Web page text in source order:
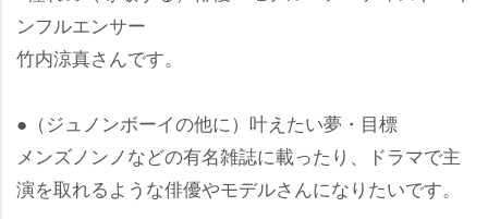
ンフルエンサー
竹内涼真さんです。
●（ジュノンボーイの他に）叶えたい夢・目標
メンズノンノなどの有名雑誌に載ったり、ドラマで主
演を取れるような俳優やモデルさんになりたいです。